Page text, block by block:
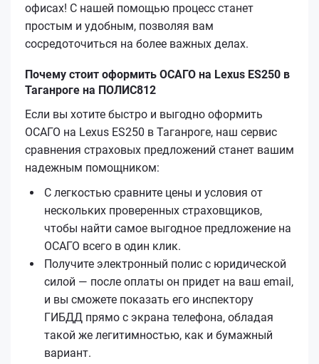
офисах! С нашей помощью процесс станет
простым и удобным, позволяя вам
сосредоточиться на более важных делах.
Почему стоит оформить ОСАГО на Lexus ES250 в
Таганроге на ПОЛИС812
Если вы хотите быстро и выгодно оформить
ОСАГО на Lexus ES250 в Таганроге, наш сервис
сравнения страховых предложений станет вашим
надежным помощником:
С легкостью сравните цены и условия от
нескольких проверенных страховщиков,
чтобы найти самое выгодное предложение на
ОСАГО всего в один клик.
Получите электронный полис с юридической
силой — после оплаты он придет на ваш email,
и вы сможете показать его инспектору
ГИБДД прямо с экрана телефона, обладая
такой же легитимностью, как и бумажный
вариант.